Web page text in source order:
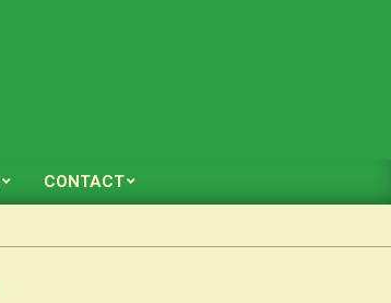
CONTACT